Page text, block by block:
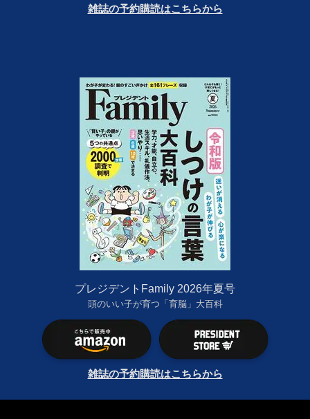
雑誌の予約購読はこちらから
プレジデントFamily 2026年夏号
頭のいい子が育つ「育脳」大百科
雑誌の予約購読はこちらから